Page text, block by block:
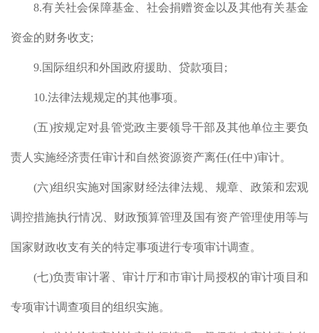
8.有关社会保障基金、社会捐赠资金以及其他有关基金
资金的财务收支;
9.国际组织和外国政府援助、贷款项目 ;
10.法律法规规定的其他事项。
(五)按规定对县管党政主要领导干部及其他单位主要负
责人实施经济责任审计和自然资源资产离任(任中)审计。
(六)组织实施对国家财经法律法规、规章、政策和宏观
调控措施执行情况、财政预算管理及国有资产管理使用等与
国家财政收支有关的特定事项进行专项审计调查。
(七)负责审计署、审计厅和市审计局授权的审计项目和
专项审计调查项目的组织实施。